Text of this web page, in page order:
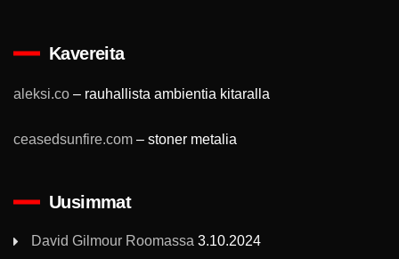
Kavereita
aleksi.co – rauhallista ambientia kitaralla
ceasedsunfire.com – stoner metalia
Uusimmat
David Gilmour Roomassa 3.10.2024